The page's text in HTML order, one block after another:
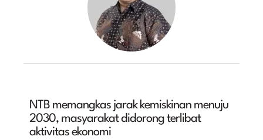
NTB memangkas jarak kemiskinan menuju
2030, masyarakat didorong terlibat
aktivitas ekonomi